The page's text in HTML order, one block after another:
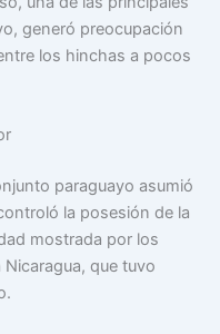
generó preocupación
los hinchas a pocos
paraguayo asumió
la posesión de la
mostrada por los
que tuvo